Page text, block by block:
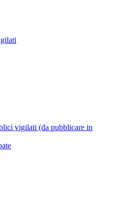
vigilati (da pubblicare in